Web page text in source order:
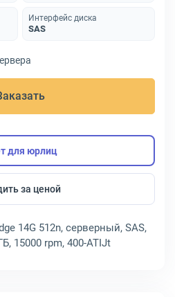
Интерфейс диска
SAS
для юрлиц
за ценой
14G 512n, серверный, SAS,
15000 rpm, 400-ATIJt